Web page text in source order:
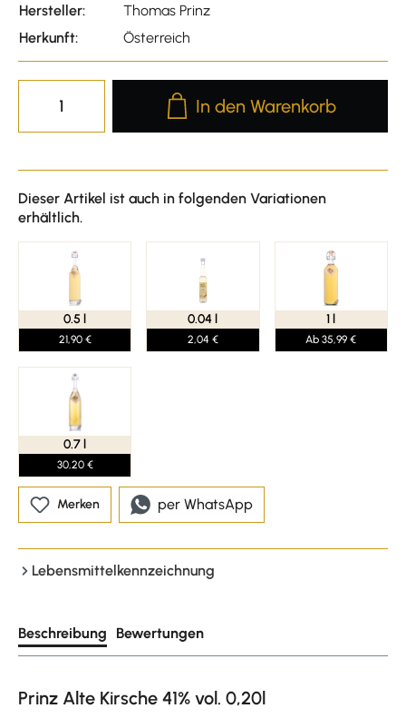
Hersteller:
Thomas Prinz
Herkunft:
Österreich
Produkt Anzahl: Gib den
In den Warenkorb
Dieser Artikel ist auch in folgenden Variationen
erhältlich.
0.5 l
21,90 €
0.04 l
2,04 €
1 l
Ab 35,99 €
0.7 l
30,20 €
Merken per WhatsApp
Lebensmittelkennzeichnung
Beschreibung Bewertungen
Prinz Alte Kirsche 41% vol. 0,20l